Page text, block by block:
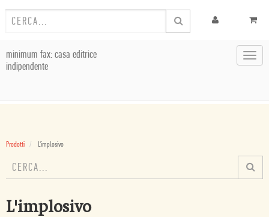
minimum fax: casa editrice
indipendente
Prodotti L'implosivo
L'implosivo